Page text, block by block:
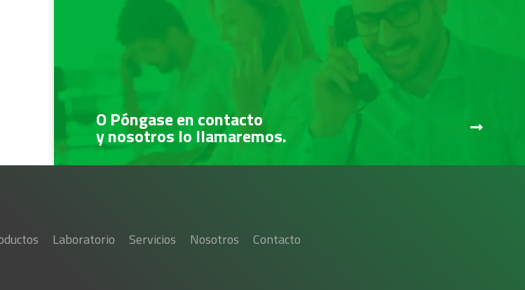
O Póngase en contacto
y nosotros lo llamaremos.
Laboratorio Servicios Nosotros Contacto